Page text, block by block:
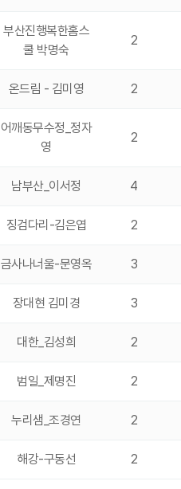
부산진행복한홈스
쿨 박명숙
2
온드림 - 김미영 2
어깨동무수정_정자
영
2
남부산_이서정 4
징검다리-김은엽 2
금사나너울-문영옥 3
장대현 김미경 3
대한_김성희 2
범일_제명진 2
누리샘_조경연 2
해강-구동선 2